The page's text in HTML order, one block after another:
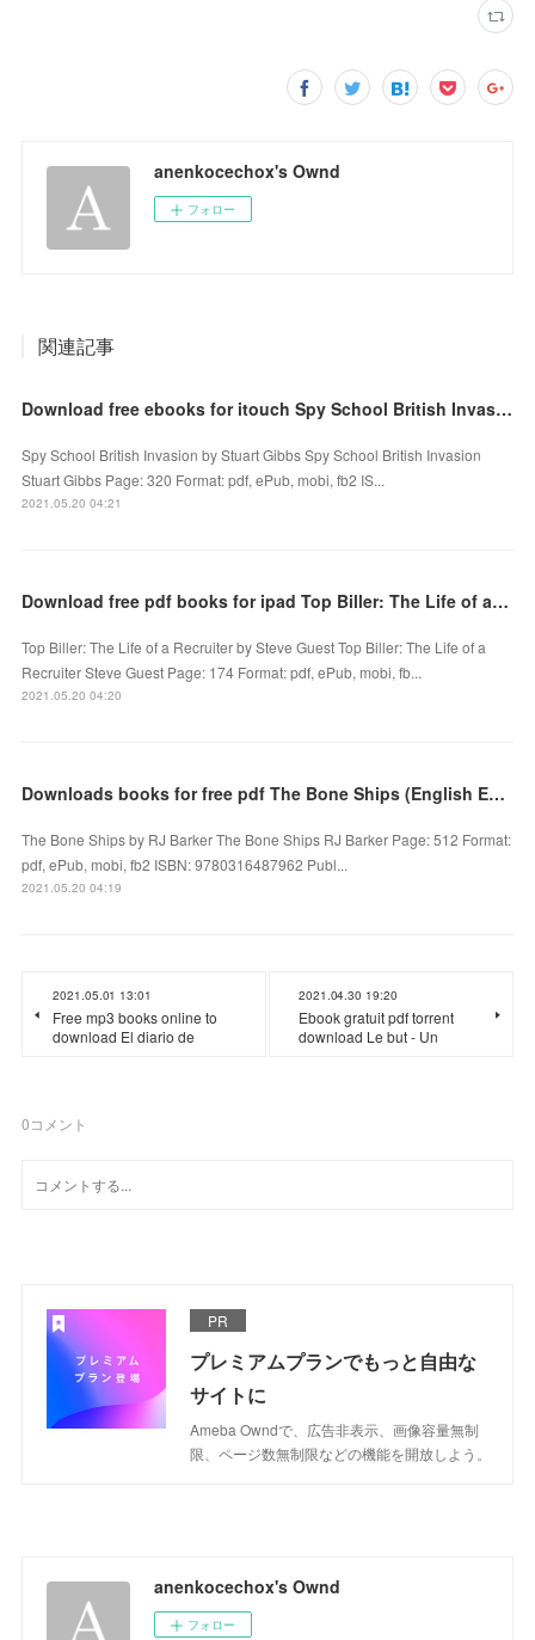
anenkocechox's Ownd
フォロー
関連記事
Download free ebooks for itouch Spy School British Invasion English version 9781534455634
Spy School British Invasion by Stuart Gibbs Spy School British Invasion
Stuart Gibbs Page: 320 Format: pdf, ePub, mobi, fb2 IS...
2021.05.20 04:21
Download free pdf books for ipad Top Biller: The Life of a Recruiter by Steve Guest
Top Biller: The Life of a Recruiter by Steve Guest Top Biller: The Life of a
Recruiter Steve Guest Page: 174 Format: pdf, ePub, mobi, fb...
2021.05.20 04:20
Downloads books for free pdf The Bone Ships (English Edition) 9780316487962
The Bone Ships by RJ Barker The Bone Ships RJ Barker Page: 512 Format:
pdf, ePub, mobi, fb2 ISBN: 9780316487962 Publ...
2021.05.20 04:19
2021.05.01 13:01
Free mp3 books online to
download El diario de
2021.04.30 19:20
Ebook gratuit pdf torrent
download Le but - Un
0コメント
PR
プレミアムプランでもっと自由な
サイトに
Ameba Owndで、広告非表示、画像容量無制
限、ページ数無制限などの機能を開放しよう。
anenkocechox's Ownd
フォロー